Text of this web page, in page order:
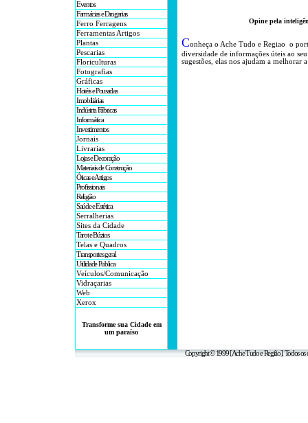
Eventos
Farmácias e Drogarias
Ferro Ferragens
Ferramentas Artigos
Plantas
Pescarias
Floriculturas
Fotografias
Gráficas
Hotéis e Pousadas
Imobiliárias
Indústria Fábricas
Informática
Investimentos
Jornais
Livrarias
Lojas e Decoração
Materiais de Construção
Óticas e Artigos
Profissionais
Religião
Saúde e Estética
Serralherias
Sites da Cidade
Tarot e Búzios
Telas e Quadros
Transportes geral
Utilidade Publica
Veículos/Comunicação
Vidraçarias
Web
Xerox
Transforme sua Cidade em
um paraíso
Opine pela
Conheça o Ache Tudo e Regiao o
diversidade de informações úteis ao
sugestões, elas nos ajudam a melhorar
Copyright © 1999 [Ache Tudo e Região]. Todos os